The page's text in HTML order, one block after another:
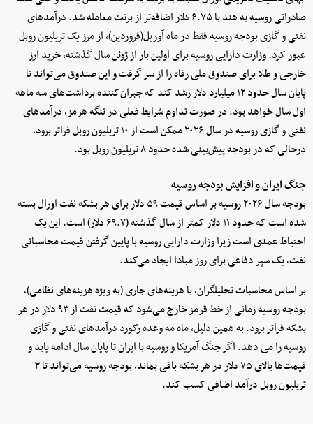
صادراتی روسیه به هند با ۶.۷۵ دلار اضافه‌تر از برنت معامله شد. درآمدهای
نفتی و گازی بودجه روسیه فقط در ماه آوریل(فروردین)، از مرز یک تریلیون روبل
عبور کرد. وزارت دارایی روسیه برای اولین بار از ژوئن سال گذشته، خرید ارز
خارجی و طلا برای صندوق ملی رفاه را از سر گرفت و این صندوق می‌تواند تا
پایان سال حدود ۱۲ میلیارد دلار رشد کند که جبران‌کننده برداشت‌های سه ماهه
اول سال خواهد بود. در صورت تداوم شرایط فعلی در تنگه هرمز، درآمدهای
نفتی و گازی روسیه در سال ۲۰۲۶ ممکن است از ۱۰ تریلیون روبل فراتر برود،
درحالی که در بودجه پیش‌بینی شده حدود ۸ تریلیون روبل بود.
جنگ ایران و افزایش بودجه روسیه
بودجه سال ۲۰۲۶ روسیه بر اساس قیمت ۵۹ دلار برای هر بشکه نفت اورال بسته
شده است که حدود ۱۱ دلار کمتر از سال گذشته (۶۹.۷ دلار) است. این یک
احتیاط عمدی است زیرا وزارت دارایی روسیه با پایین گرفتن قیمت محاسباتی
نفت، یک سپر دفاعی برای روز مبادا ایجاد می‌کند.
بر اساس محاسبات تحلیلگران، با هزینه‌های جاری (به ویژه هزینه‌های نظامی)،
بودجه روسیه زمانی از خط قرمز خارج می‌شود که قیمت نفت از ۹۳ دلار در هر
بشکه فراتر برود. به همین دلیل، ماه مه وعده رکورد درآمدهای نفتی و گازی
روسیه را می دهد. اگر جنگ آمریکا و روسیه با ایران تا پایان سال ادامه یابد و
قیمت‌ها بالای ۷۵ دلار در هر بشکه باقی بماند، بودجه روسیه می‌تواند تا ۳
تریلیون روبل درآمد اضافی کسب کند.